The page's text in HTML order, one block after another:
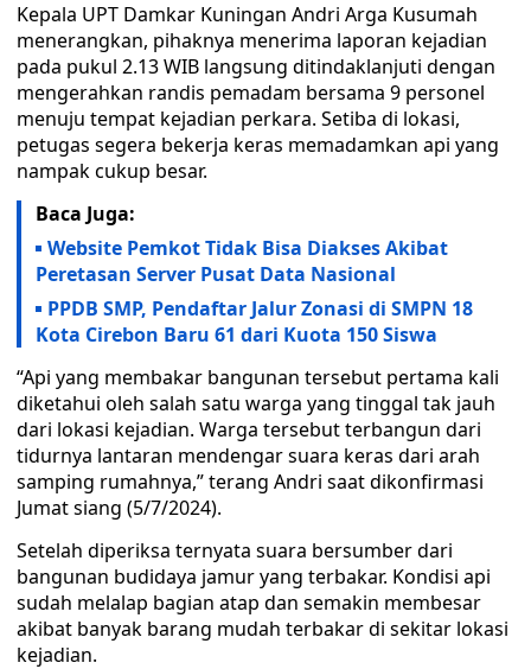
Kepala UPT Damkar Kuningan Andri Arga Kusumah
menerangkan, pihaknya menerima laporan kejadian
pada pukul 2.13 WIB langsung ditindaklanjuti dengan
mengerahkan randis pemadam bersama 9 personel
menuju tempat kejadian perkara. Setiba di lokasi,
petugas segera bekerja keras memadamkan api yang
nampak cukup besar.
Baca Juga:
Website Pemkot Tidak Bisa Diakses Akibat
Peretasan Server Pusat Data Nasional
PPDB SMP, Pendaftar Jalur Zonasi di SMPN 18
Kota Cirebon Baru 61 dari Kuota 150 Siswa
“Api yang membakar bangunan tersebut pertama kali
diketahui oleh salah satu warga yang tinggal tak jauh
dari lokasi kejadian. Warga tersebut terbangun dari
tidurnya lantaran mendengar suara keras dari arah
samping rumahnya,” terang Andri saat dikonfirmasi
Jumat siang (5/7/2024).
Setelah diperiksa ternyata suara bersumber dari
bangunan budidaya jamur yang terbakar. Kondisi api
sudah melalap bagian atap dan semakin membesar
akibat banyak barang mudah terbakar di sekitar lokasi
kejadian.